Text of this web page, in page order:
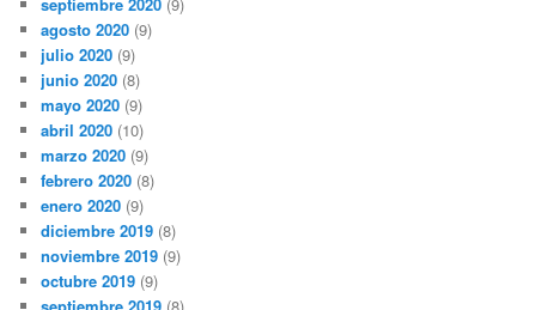
agosto 2020 (9)
julio 2020 (9)
junio 2020 (8)
mayo 2020 (9)
abril 2020 (10)
marzo 2020 (9)
febrero 2020 (8)
enero 2020 (9)
diciembre 2019 (8)
noviembre 2019 (9)
octubre 2019 (9)